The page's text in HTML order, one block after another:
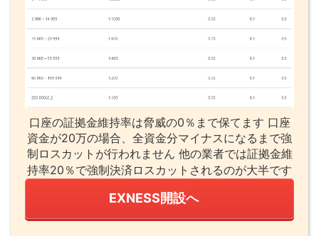
口座の証拠金維持率は脅威の0％まで保てます 口座
資金が20万の場合、全資金分マイナスになるまで強
制ロスカットが行われません 他の業者では証拠金維
持率20％で強制決済ロスカットされるのが大半です
EXNESS開設へ